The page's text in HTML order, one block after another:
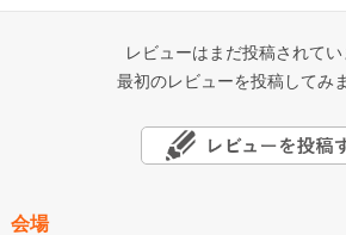
レビューはまだ投稿されてい
最初のレビューを投稿してみ
会場